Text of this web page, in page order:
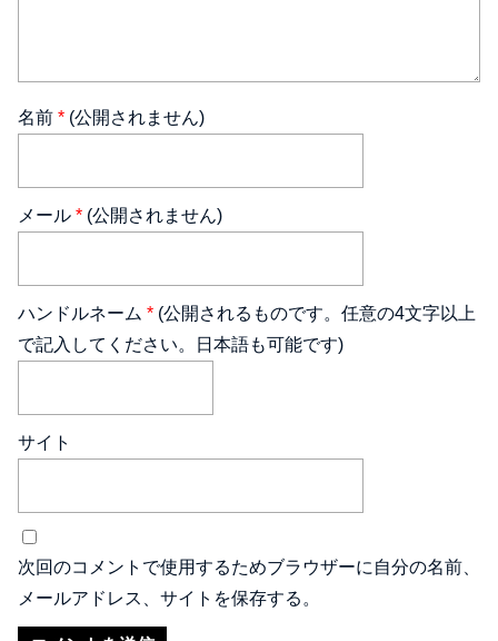
名前 * (公開されません)
メール * (公開されません)
ハンドルネーム * (公開されるものです。任意の4文字以上
で記入してください。日本語も可能です)
サイト
次回のコメントで使用するためブラウザーに自分の名前、
メールアドレス、サイトを保存する。